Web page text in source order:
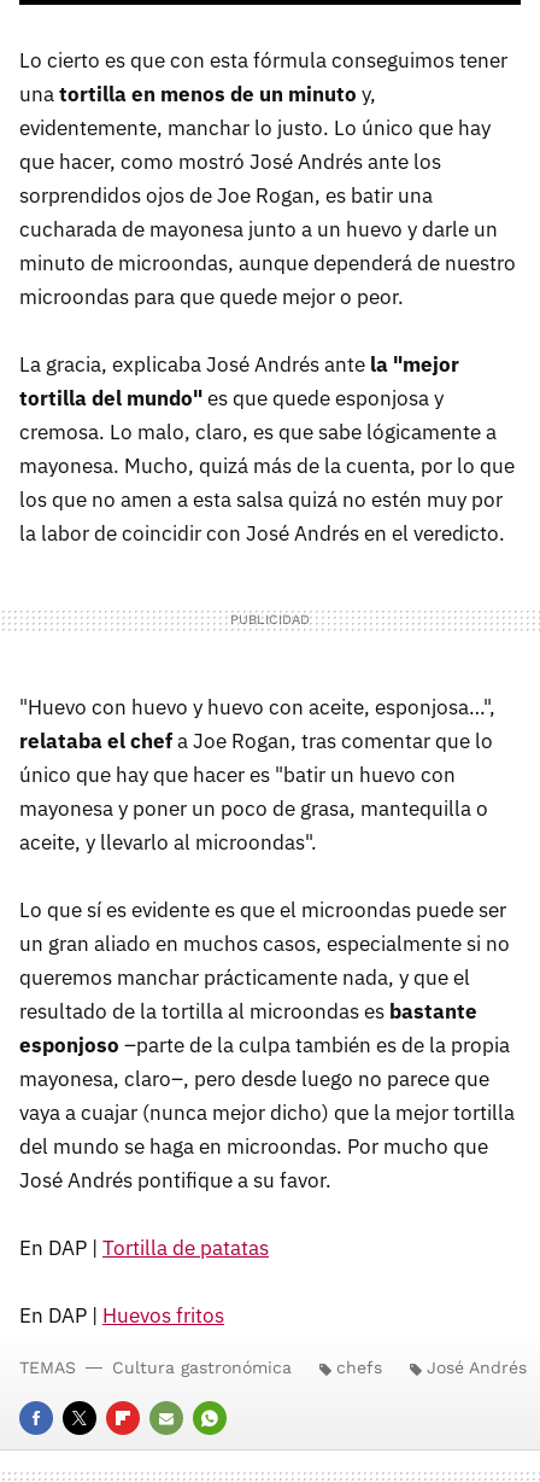
Lo cierto es que con esta fórmula conseguimos tener
unatortilla en menos de un minuto y,
evidentemente, manchar lo justo. Lo único que hay
que hacer, como mostró José Andrés ante los
sorprendidos ojos de Joe Rogan, es batir una
cucharada de mayonesa junto a un huevo y darle un
minuto de microondas, aunque dependerá de nuestro
microondas para que quede mejor o peor.
La gracia, explicaba José Andrés ante la "mejor
tortilla del mundo"es que quede esponjosa y
cremosa. Lo malo, claro, es que sabe lógicamente a
mayonesa. Mucho, quizá más de la cuenta, por lo que
los que no amen a esta salsa quizá no estén muy por
la labor de coincidir con José Andrés en el veredicto.
"Huevo con huevo y huevo con aceite, esponjosa…",
relataba el chefa Joe Rogan, tras comentar que lo
único que hay que hacer es "batir un huevo con
mayonesa y poner un poco de grasa, mantequilla o
aceite, y llevarlo al microondas".
Lo que sí es evidente es que el microondas puede ser
un gran aliado en muchos casos, especialmente si no
queremos manchar prácticamente nada, y que el
resultado de la tortilla al microondas es bastante
esponjoso –parte de la culpa también es de la propia
mayonesa, claro–, pero desde luego no parece que
vaya a cuajar (nunca mejor dicho) que la mejor tortilla
del mundo se haga en microondas. Por mucho que
José Andrés pontifique a su favor.
En DAP | Tortilla de patatas
En DAP | Huevos fritos
FACEBOOK
TWITTERFLIPBOARD
E-
WHATSAPP
TEMAS Cultura gastronómica chefs José Andrés